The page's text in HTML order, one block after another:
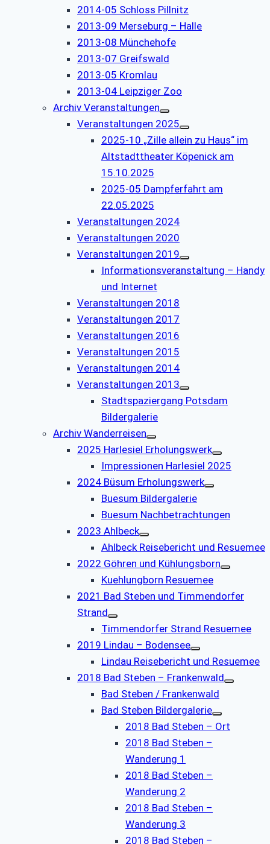
2014-05 Schloss Pillnitz
2013-09 Merseburg – Halle
2013-08 Münchehofe
2013-07 Greifswald
2013-05 Kromlau
2013-04 Leipziger Zoo
Archiv Veranstaltungen
Veranstaltungen 2025
2025-10 „Zille allein zu Haus“ im
Altstadttheater Köpenick am
15.10.2025
2025-05 Dampferfahrt am
22.05.2025
Veranstaltungen 2024
Veranstaltungen 2020
Veranstaltungen 2019
Informationsveranstaltung – Handy
und Internet
Veranstaltungen 2018
Veranstaltungen 2017
Veranstaltungen 2016
Veranstaltungen 2015
Veranstaltungen 2014
Veranstaltungen 2013
Stadtspaziergang Potsdam
Bildergalerie
Archiv Wanderreisen
2025 Harlesiel Erholungswerk
Impressionen Harlesiel 2025
2024 Büsum Erholungswerk
Buesum Bildergalerie
Buesum Nachbetrachtungen
2023 Ahlbeck
Ahlbeck Reisebericht und Resuemee
2022 Göhren und Kühlungsborn
Kuehlungborn Resuemee
2021 Bad Steben und Timmendorfer
Strand
Timmendorfer Strand Resuemee
2019 Lindau – Bodensee
Lindau Reisebericht und Resuemee
2018 Bad Steben – Frankenwald
Bad Steben / Frankenwald
Bad Steben Bildergalerie
2018 Bad Steben – Ort
2018 Bad Steben –
Wanderung 1
2018 Bad Steben –
Wanderung 2
2018 Bad Steben –
Wanderung 3
2018 Bad Steben –